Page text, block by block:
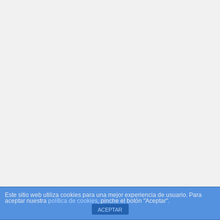
Este sitio web utiliza cookies para una mejor experiencia de usuario. Para
aceptar nuestra política de cookies, pinche el botón "Aceptar".
ACEPTAR